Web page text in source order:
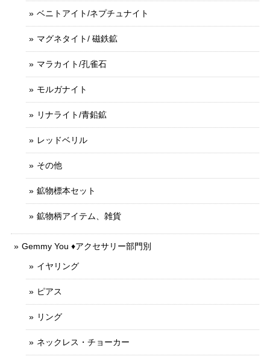
ベニトアイト/ネプチュナイト
マグネタイト/ 磁鉄鉱
マラカイト/孔雀石
モルガナイト
リナライト/青鉛鉱
レッドベリル
その他
鉱物標本セット
鉱物柄アイテム、雑貨
Gemmy You ♦︎アクセサリー部門別
イヤリング
ピアス
リング
ネックレス・チョーカー